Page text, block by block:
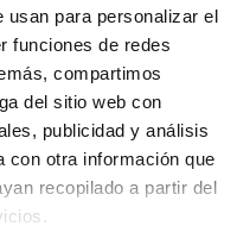
para personalizar el
funciones de redes
compartimos
del sitio web con
publicidad y análisis
con otra información que
recopilado a partir del